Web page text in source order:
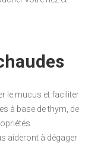
le mucus et faciliter
à base de thym, de
aideront à dégager